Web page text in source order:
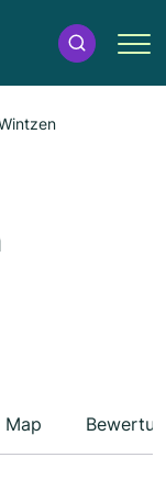
Map